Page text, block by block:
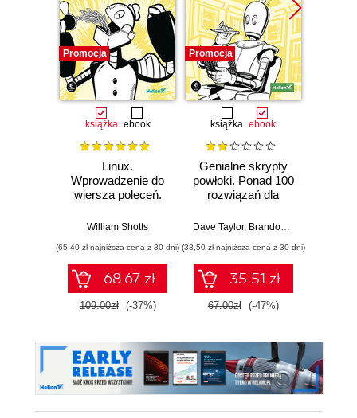
Promocja
książka ebook
Linux.
Wprowadzenie do
wiersza poleceń.
William Shotts
(65,40 zł najniższa cena z 30 dni)
68.67 zł
109.00zł (-37%)
Promocja
książka ebook
Genialne skrypty
powłoki. Ponad 100
rozwiązań dla
macOS i Unix
Dave Taylor, Brandon Perry
(33,50 zł najniższa cena z 30 dni)
35.51 zł
67.00zł (-47%)